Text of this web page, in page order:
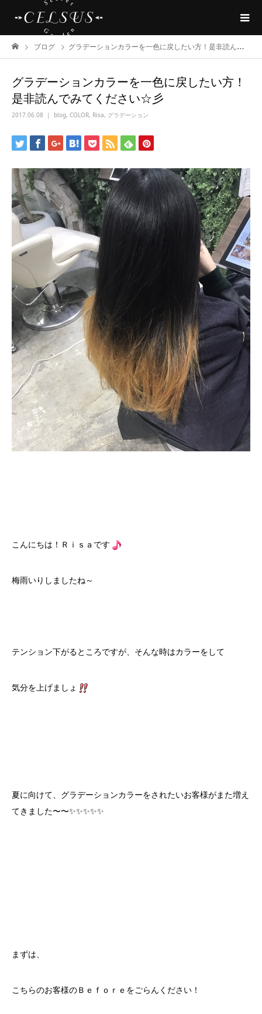
ブログ グラデーションカラーを一色に戻したい方！是非読んでみてください☆彡
グラデーションカラーを一色に戻したい方！
是非読んでみてください☆彡
2017.06.08 blog, COLOR, Risa, グラデーション
こんにちは！Ｒｉｓａです
梅雨いりしましたね～
テンション下がるところですが、そんな時はカラーをして
気分を上げましょ
夏に向けて、グラデーションカラーをされたいお客様がまた増え
てきました〜〜✨✨✨✨✨
まずは、
こちらのお客様のＢｅｆｏｒｅをごらんください！